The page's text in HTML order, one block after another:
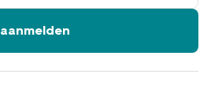
aanmelden